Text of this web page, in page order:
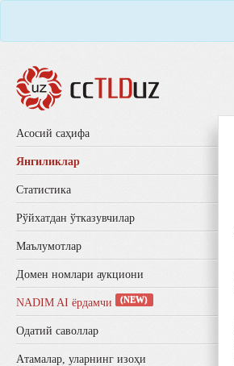
Aсосий саҳифа
Янгиликлар
Статистика
Рўйхатдан ўтказувчилар
Маълумотлар
Домен номлари аукциони
NADIM AI ёрдамчи (NEW)
Одатий саволлар
Aтамалар, уларнинг изоҳи